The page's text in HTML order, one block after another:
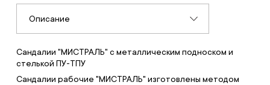
Описание
Сандалии "МИСТРАЛЬ" с металлическим подноском и
стелькой ПУ-ТПУ
Сандалии рабочие "МИСТРАЛЬ" изготовлены методом